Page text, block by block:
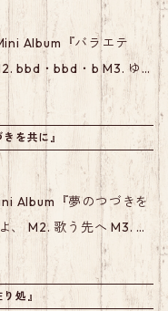
お願いします） *QRコ
限定公開ページへ
付き！ *オーデ
...? 副音声にてライブ
ーがわちゃわちゃ話し
Album『バラエテ
M5. ツナイデ
を共に』
Album『夢のつづきを
ファンタジー M5. ライ
処』